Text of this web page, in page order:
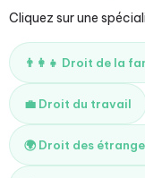
Cliquez sur une
👨‍👩‍👧 Droit de la
💼 Droit du travail
🌍 Droit des